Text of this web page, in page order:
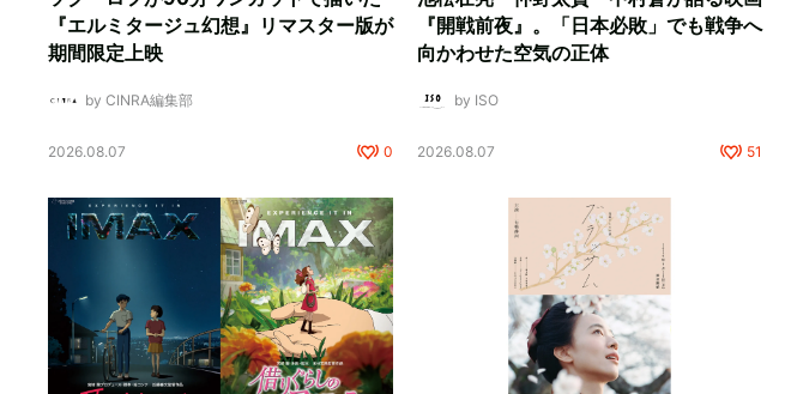
『エルミタージュ幻想』リマスター版が
期間限定上映
by CINRA編集部
2026.08.07 0
『開戦前夜』。「日本必敗」でも戦争へ
向かわせた空気の正体
by ISO
2026.08.07 51